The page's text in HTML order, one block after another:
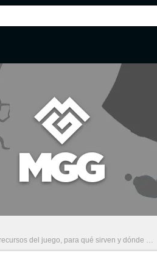
del juego, para qué sirven y dónde encontrarlos